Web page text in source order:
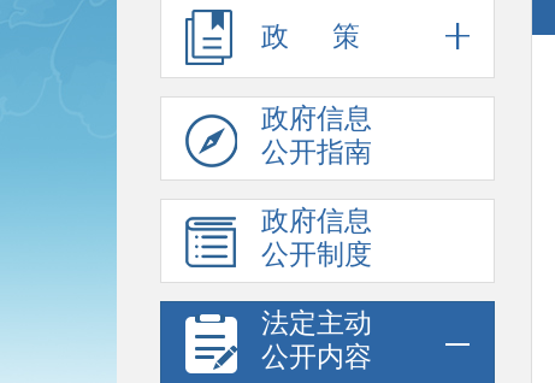
政 策
政府信息
公开指南
政府信息
公开制度
法定主动
公开内容